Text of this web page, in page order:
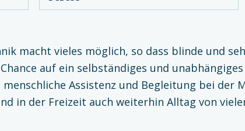
macht vieles möglich, so dass blinde und
auf ein selbständiges und
Assistenz und Begleitung bei der
in der Freizeit auch weiterhin Alltag von